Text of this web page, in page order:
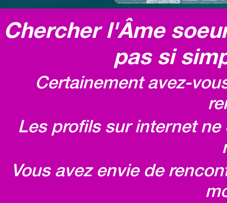
Chercher l'Âme
pas si
Certainement avez-
Les profils sur internet
Vous avez envie de